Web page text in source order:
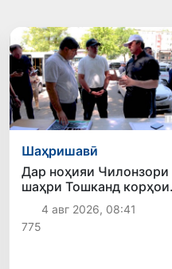
Шаҳришавӣ
Дар ноҳияи Чилонзори
шаҳри Тошканд корҳои
ободонӣ ва озодсозии
фазои ҷамъиятӣ идома
доранд
4 авг 2026, 08:41
775